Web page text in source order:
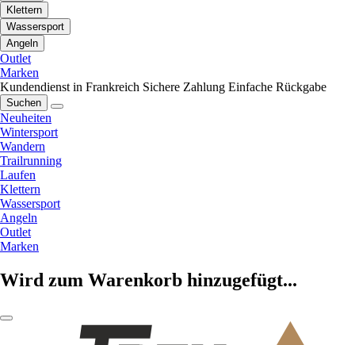
Klettern
Wassersport
Angeln
Outlet
Marken
Kundendienst in Frankreich Sichere Zahlung Einfache Rückgabe
Suchen
Neuheiten
Wintersport
Wandern
Trailrunning
Laufen
Klettern
Wassersport
Angeln
Outlet
Marken
Wird zum Warenkorb hinzugefügt...